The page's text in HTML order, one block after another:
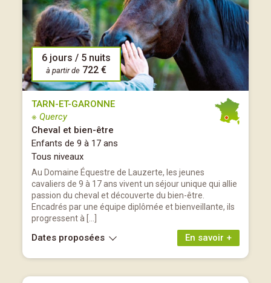
6 jours / 5 nuits
à partir de 722 €
TARN-ET-GARONNE
※ Quercy
Cheval et bien-être
Enfants de 9 à 17 ans
Tous niveaux
Au Domaine Équestre de Lauzerte, les jeunes
cavaliers de 9 à 17 ans vivent un séjour unique qui allie
passion du cheval et découverte du bien-être.
Encadrés par une équipe diplômée et bienveillante, ils
progressent à […]
En savoir +
Dates proposées